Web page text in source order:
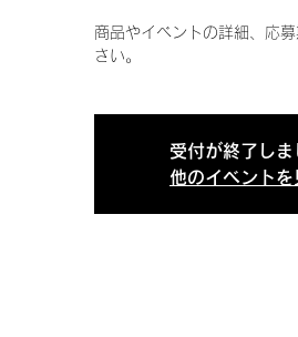
商品やイベントの詳細、応
さい。
受付が終了しま
他のイベントを